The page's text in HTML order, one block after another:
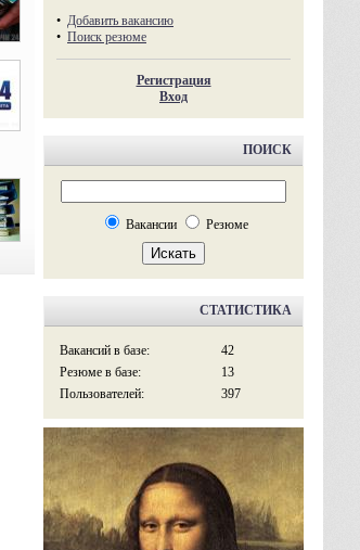
• Добавить вакансию
• Поиск резюме
Регистрация
Вход
ПОИСК
Вакансии Резюме
СТАТИСТИКА
Вакансий в базе:
42
Резюме в базе:
13
Пользователей:
397